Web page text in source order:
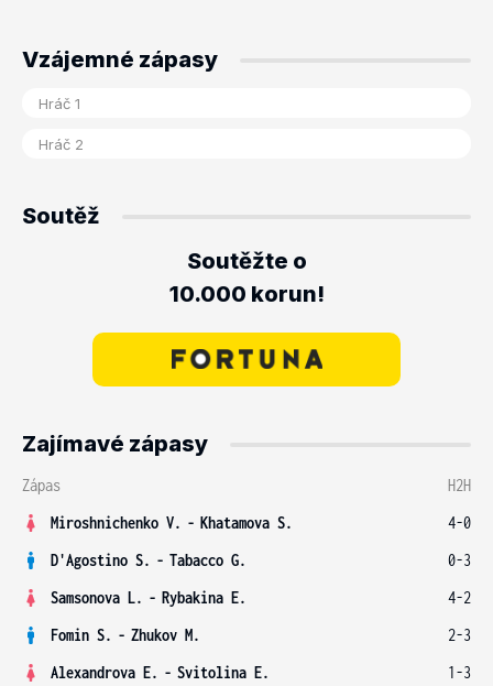
Vzájemné zápasy
Soutěž
Soutěžte o
10.000 korun!
Zajímavé zápasy
Zápas
H2H
Miroshnichenko V. - Khatamova S.
4-0
D'Agostino S. - Tabacco G.
0-3
Samsonova L. - Rybakina E.
4-2
Fomin S. - Zhukov M.
2-3
Alexandrova E. - Svitolina E.
1-3